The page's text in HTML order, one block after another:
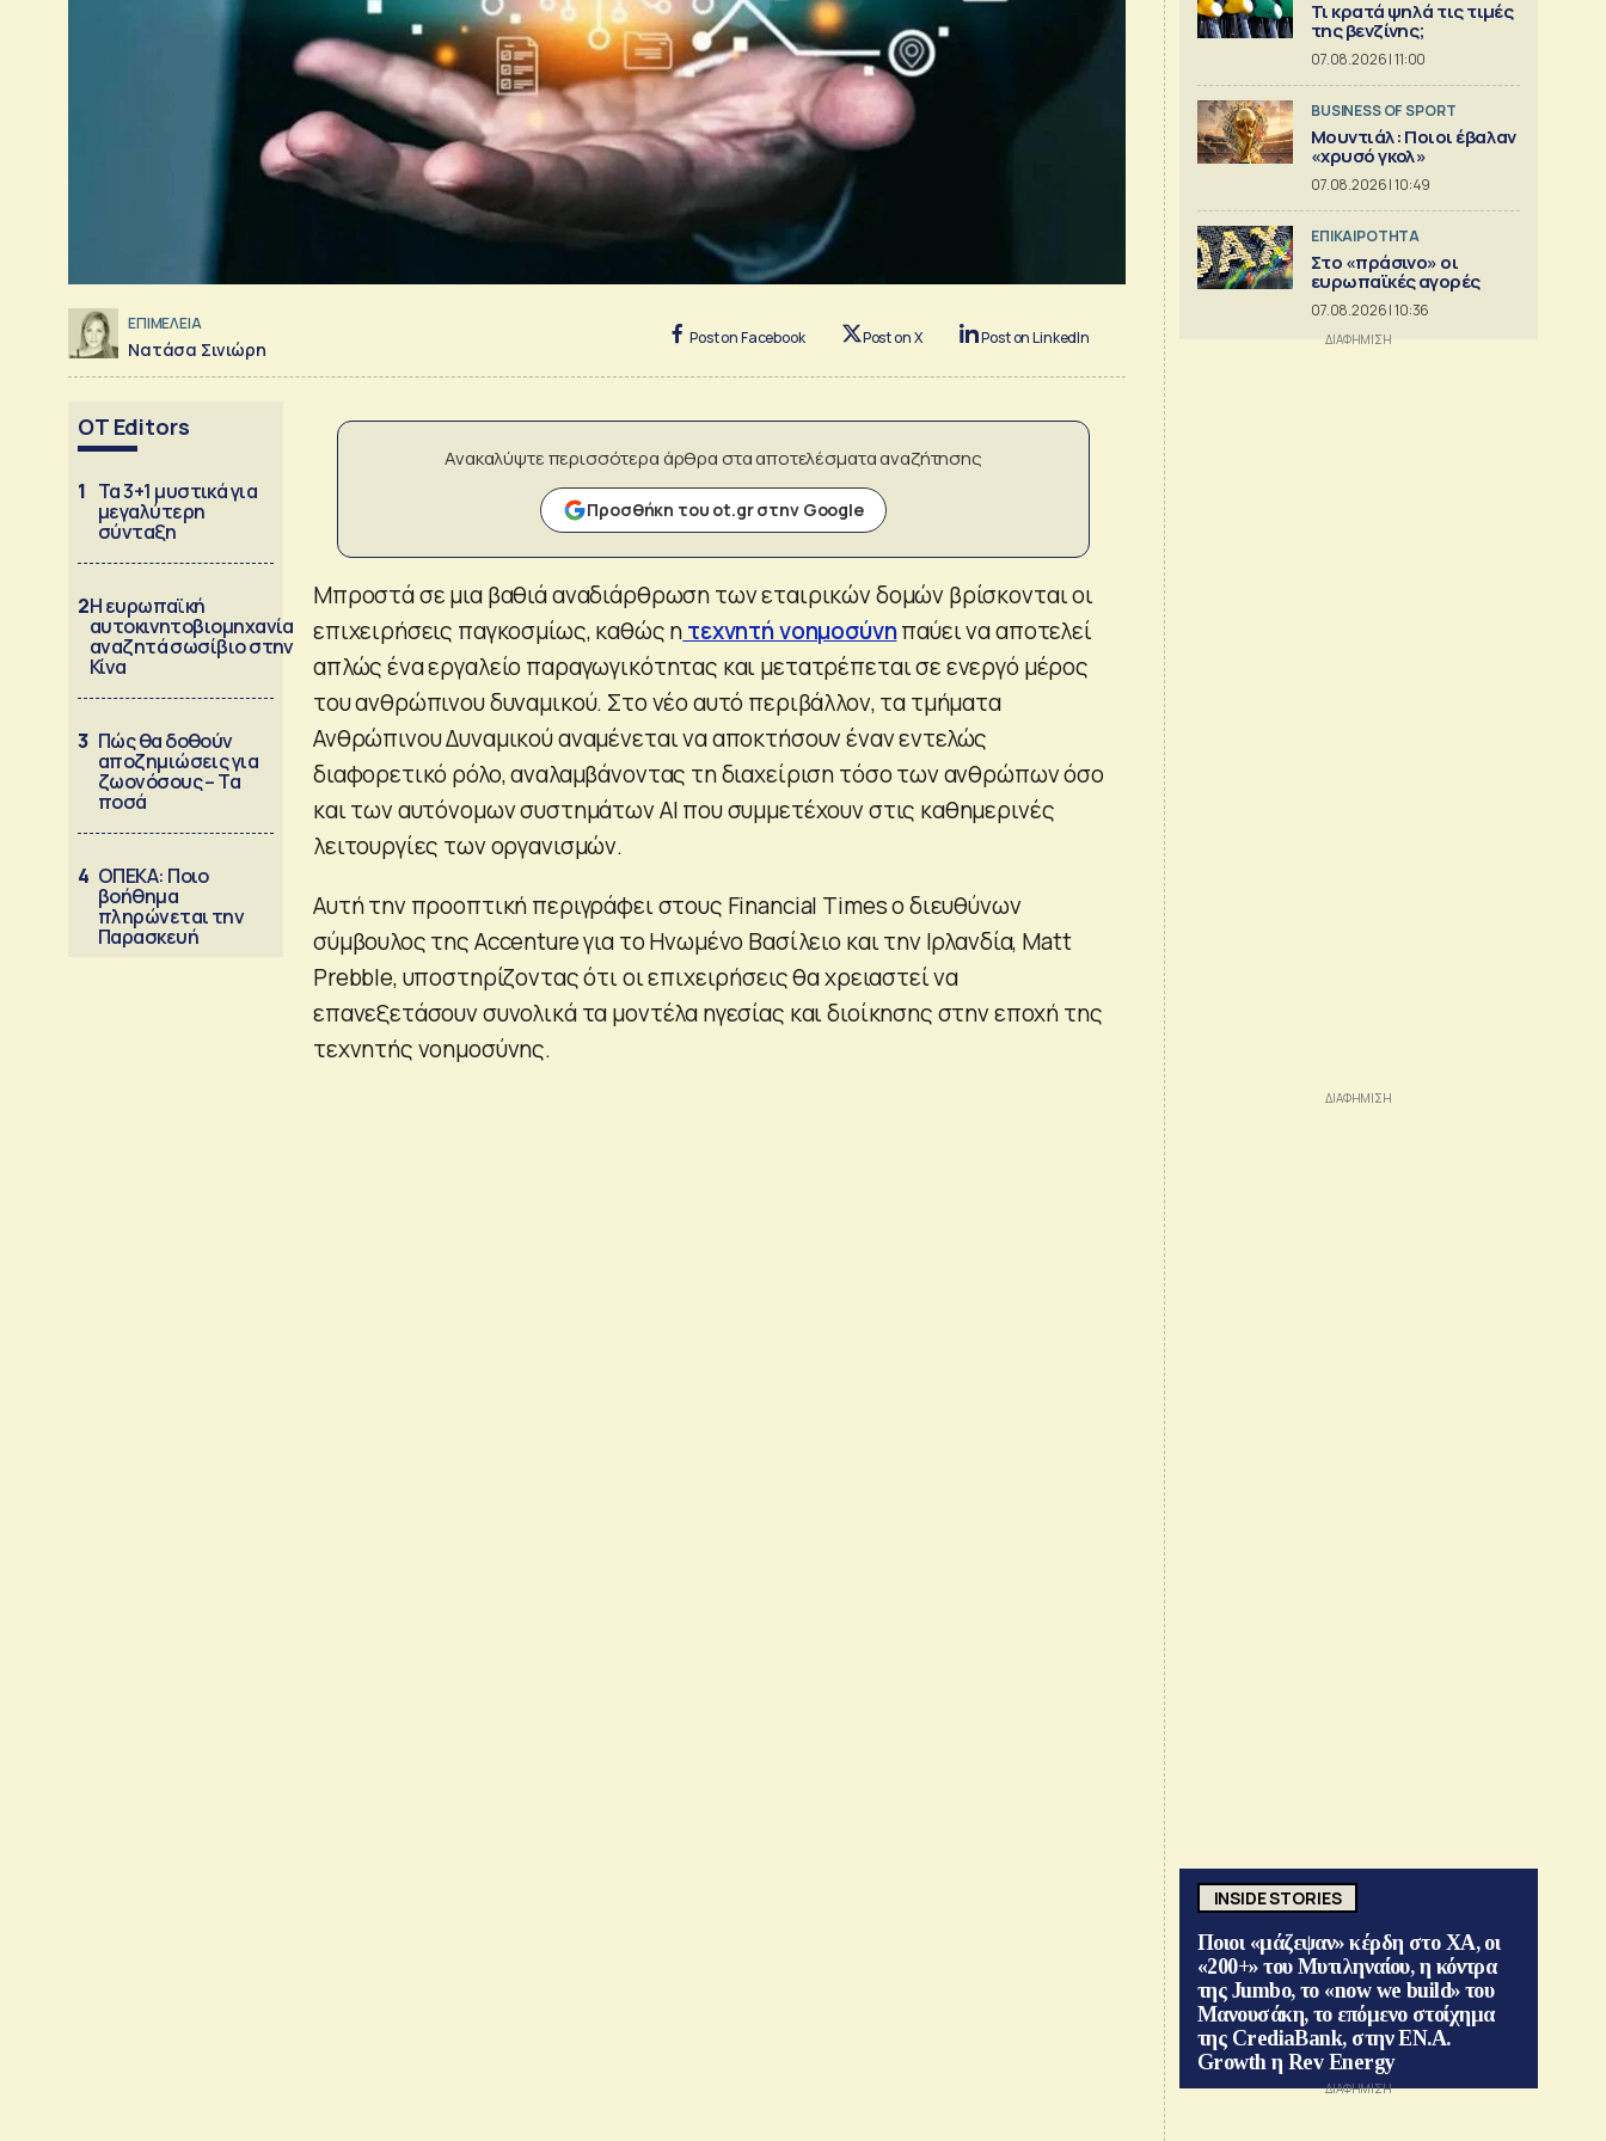
ΕΠΙΜΕΛΕΙΑ
Νατάσα Σινιώρη
Post on Facebook Post on X Post on LinkedIn
OT Editors
1 Τα 3+1 μυστικά για
μεγαλύτερη
σύνταξη
2Η ευρωπαϊκή
αυτοκινητοβιομηχανία
αναζητά σωσίβιο στην
Κίνα
3 Πώς θα δοθούν
αποζημιώσεις για
ζωονόσους – Τα
ποσά
4 ΟΠΕΚΑ: Ποιο
βοήθημα
πληρώνεται την
Παρασκευή
Ανακαλύψτε περισσότερα άρθρα στα αποτελέσματα αναζήτησης
Προσθήκη του ot.gr στην Google
Μπροστά σε μια βαθιά αναδιάρθρωση των εταιρικών δομών βρίσκονται οι
επιχειρήσεις παγκοσμίως, καθώς ητεχνητή νοημοσύνηπαύει να αποτελεί
απλώς ένα εργαλείο παραγωγικότητας και μετατρέπεται σε ενεργό μέρος
του ανθρώπινου δυναμικού. Στο νέο αυτό περιβάλλον, τα τμήματα
Ανθρώπινου Δυναμικού αναμένεται να αποκτήσουν έναν εντελώς
διαφορετικό ρόλο, αναλαμβάνοντας τη διαχείριση τόσο των ανθρώπων όσο
και των αυτόνομων συστημάτων AI που συμμετέχουν στις καθημερινές
λειτουργίες των οργανισμών.
Αυτή την προοπτική περιγράφει στους Financial Times ο διευθύνων
σύμβουλος της Accenture για το Ηνωμένο Βασίλειο και την Ιρλανδία, Matt
Prebble, υποστηρίζοντας ότι οι επιχειρήσεις θα χρειαστεί να
επανεξετάσουν συνολικά τα μοντέλα ηγεσίας και διοίκησης στην εποχή της
τεχνητής νοημοσύνης.
Τι κρατά ψηλά τις τιμές
της βενζίνης;
07.08.2026 | 11:00
BUSINESS OF SPORT
Μουντιάλ: Ποιοι έβαλαν
«χρυσό γκολ»
07.08.2026 | 10:49
ΕΠΙΚΑΙΡΟΤΗΤΑ
Στο «πράσινο» οι
ευρωπαϊκές αγορές
07.08.2026 | 10:36
INSIDE STORIES
Ποιοι «μάζεψαν» κέρδη στο ΧΑ, οι
«200+» του Μυτιληναίου, η κόντρα
της Jumbo, το «now we build» του
Μανουσάκη, το επόμενο στοίχημα
της CrediaBank, στην ΕΝ.Α.
Growth η Rev Energy